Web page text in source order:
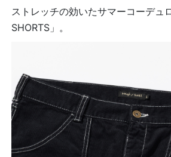
ストレッチの効いたサマーコーデュ
SHORTS」。